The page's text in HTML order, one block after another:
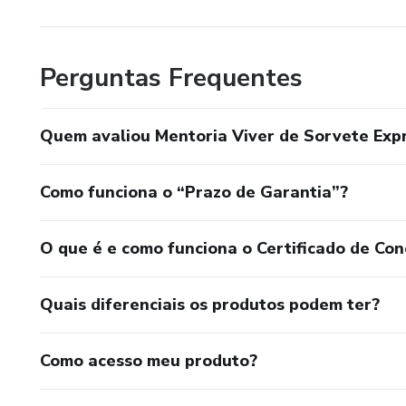
Perguntas Frequentes
Quem avaliou Mentoria Viver de Sorvete
Como funciona o “Prazo de Garantia”?
O que é e como funciona o Certificado de
Quais diferenciais os produtos podem ter?
Como acesso meu produto?